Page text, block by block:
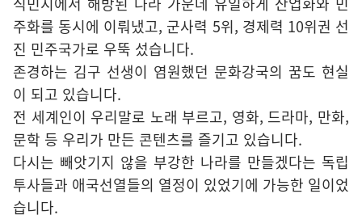
주화를 동시에 이뤄냈고, 군사력 5위, 경제력 10위권 선
진 민주국가로 우뚝 섰습니다.
존경하는 김구 선생이 염원했던 문화강국의 꿈도 현실
이 되고 있습니다.
전 세계인이 우리말로 노래 부르고, 영화, 드라마, 만화,
문학 등 우리가 만든 콘텐츠를 즐기고 있습니다.
다시는 빼앗기지 않을 부강한 나라를 만들겠다는 독립
투사들과 애국선열들의 열정이 있었기에 가능한 일이었
습니다.